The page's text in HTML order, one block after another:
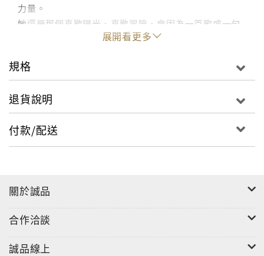
力量。
她還是那個喜歡陽光、喜歡冒險、會因為一首歌或一句
台詞把心拉回自身的小女孩；但她也開始懂得如何面對
己的步調。
眼前的林奕嵐，並沒有藏起從前那些模糊、那些問號、
那些未完成的部分，而是直率的拾起它們，讓一切成為
她創作的素材媒介，透過五官情緒與肢體舞動，形塑充
滿未知但滿滿期待的未來：屬於林奕嵐的模樣，緩緩地
變清晰中⋯
展開看更多
規格
退貨說明
付款/配送
關於誠品
合作洽談
誠品線上